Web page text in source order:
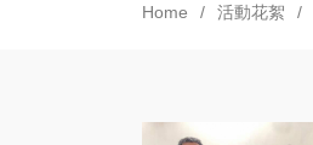
Home 活動花絮